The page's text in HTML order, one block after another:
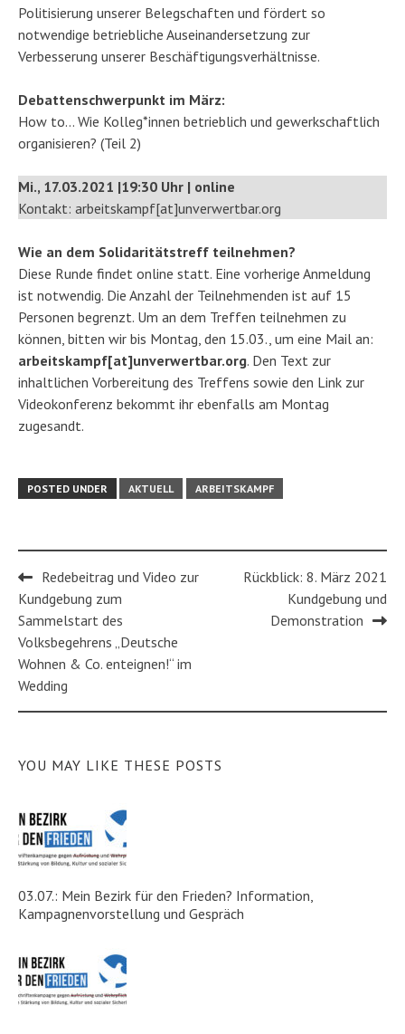
Politisierung unserer Belegschaften und fördert so
notwendige betriebliche Auseinandersetzung zur
Verbesserung unserer Beschäftigungsverhältnisse.
Debattenschwerpunkt im März:
How to… Wie Kolleg*innen betrieblich und gewerkschaftlich
organisieren? (Teil 2)
Mi., 17.03.2021 |19:30 Uhr | online
Kontakt: arbeitskampf[at]unverwertbar.org
Wie an dem Solidaritätstreff teilnehmen?
Diese Runde findet online statt. Eine vorherige Anmeldung
ist notwendig. Die Anzahl der Teilnehmenden ist auf 15
Personen begrenzt. Um an dem Treffen teilnehmen zu
können, bitten wir bis Montag, den 15.03., um eine Mail an:
arbeitskampf[at]unverwertbar.org. Den Text zur
inhaltlichen Vorbereitung des Treffens sowie den Link zur
Videokonferenz bekommt ihr ebenfalls am Montag
zugesandt.
POSTED UNDER AKTUELL ARBEITSKAMPF
Post
navigation
Redebeitrag und Video zur
Kundgebung zum
Sammelstart des
Volksbegehrens „Deutsche
Wohnen & Co. enteignen!“ im
Wedding
Rückblick: 8. März 2021
Kundgebung und
Demonstration
YOU MAY LIKE THESE POSTS
03.07.: Mein Bezirk für den Frieden? Information,
Kampagnenvorstellung und Gespräch